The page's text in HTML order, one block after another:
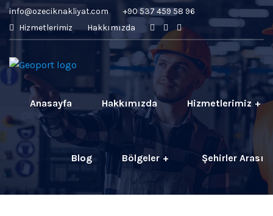
info@ozeciknakliyat.com
+90 537 459 58 96
Hizmetlerimiz
Hakkımızda
Anasayfa Hakkımızda Hizmetlerimiz
Blog Bölgeler Şehirler Arası